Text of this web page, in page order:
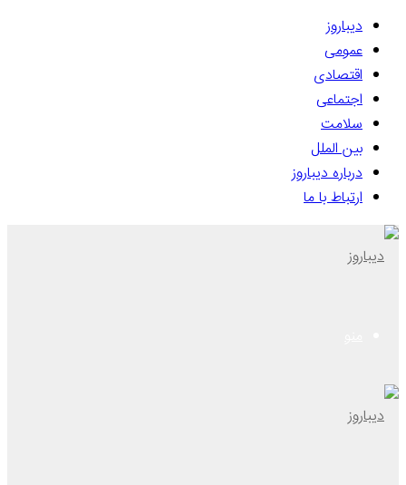
دیباروز
عمومی
اقتصادی
اجتماعی
سلامت
بین الملل
درباره دیباروز
ارتباط با ما